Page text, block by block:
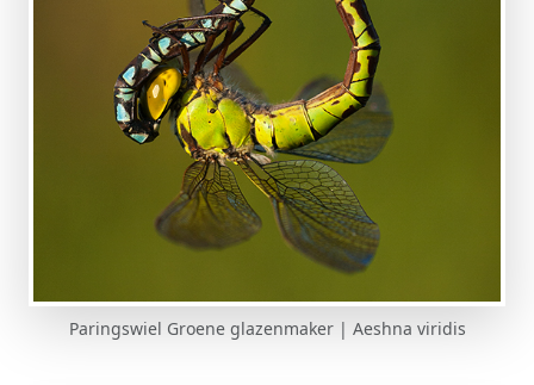
Paringswiel Groene glazenmaker | Aeshna viridis